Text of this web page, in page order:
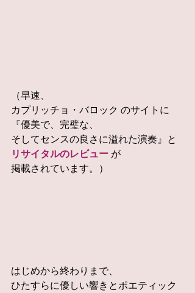
（早速、
カプリッチョ・バロック のサイトに
『優美で、完璧な、
そしてセンスの良さに溢れた演奏』と
リサイタルのレビュー が
掲載されています。）
はじめから終わりまで、
ひたすらに優しい響きとポエティック